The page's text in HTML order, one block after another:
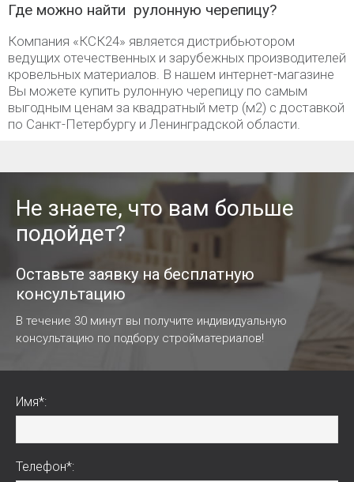
Где можно найти рулонную черепицу?
Компания «КСК24» является дистрибьютором
ведущих отечественных и зарубежных производителей
кровельных материалов. В нашем интернет-магазине
Вы можете купить рулонную черепицу по самым
выгодным ценам за квадратный метр (м2) с доставкой
по Санкт-Петербургу и Ленинградской области.
Не знаете, что вам больше
подойдет?
Оставьте заявку на бесплатную
консультацию
В течение 30 минут вы получите индивидуальную
консультацию по подбору стройматериалов!
Имя*:
Телефон*: